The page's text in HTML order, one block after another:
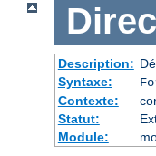
Description:
Syntaxe:
Contexte:
Statut:
Module: